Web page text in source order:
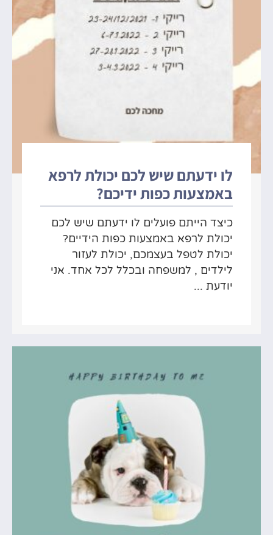
לו ידעתם שיש לכם יכולת לרפא
באמצעות כפות ידיכם?
כיצד הייתם פועלים לו ידעתם שיש לכם
יכולת לרפא באמצעות כפות הידיים?
יכולת לטפל בעצמכם, יכולת לעזור
לילדים , למשפחה ובכלל לכל אחד. אני
יודעת ...